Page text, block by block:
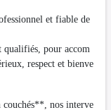
et fiable de
qualifiés, pour accom
respect et bienve
couchés**, nos interve